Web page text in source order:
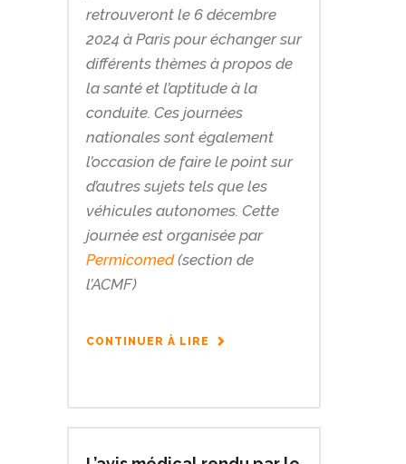
retrouveront le 6 décembre
2024 à Paris pour échanger sur
différents thèmes à propos de
la santé et l’aptitude à la
conduite. Ces journées
nationales sont également
l’occasion de faire le point sur
d’autres sujets tels que les
véhicules autonomes. Cette
journée est organisée par
Permicomed(section de
l’ACMF)
CONTINUER À LIRE